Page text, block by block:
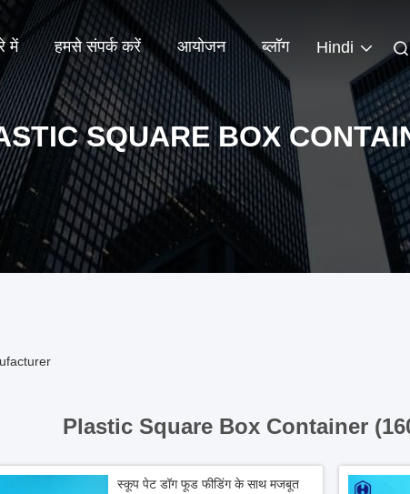
में हमसे संपर्क करें आयोजन ब्लॉग Hindi
SQUARE BOX
Plastic Square Box Container
स्कूप पेट डॉग फूड फीडिंग के साथ मजबूत